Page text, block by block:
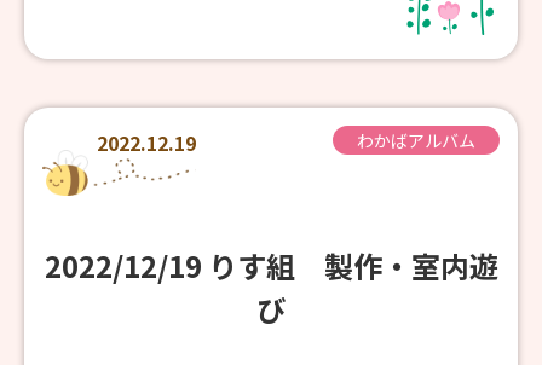
2022.12.19 わかばアルバム
2022/12/19 りす組 製作・室内遊
び